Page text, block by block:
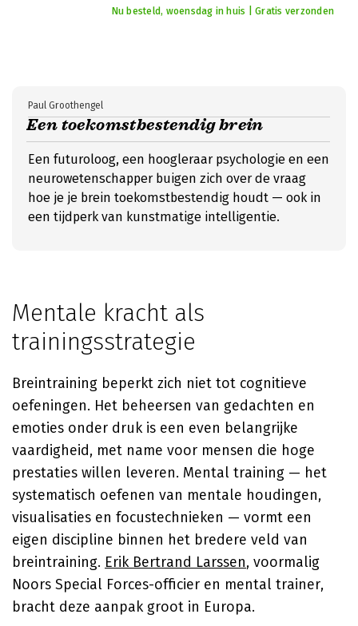
Nu besteld, woensdag in huis | Gratis verzonden
Een toekomstbestendig brein
Paul Groothengel
Een futuroloog, een hoogleraar psychologie en een
neurowetenschapper buigen zich over de vraag
hoe je je brein toekomstbestendig houdt — ook in
een tijdperk van kunstmatige intelligentie.
Mentale kracht als
trainingsstrategie
Breintraining beperkt zich niet tot cognitieve
oefeningen. Het beheersen van gedachten en
emoties onder druk is een even belangrijke
vaardigheid, met name voor mensen die hoge
prestaties willen leveren. Mental training — het
systematisch oefenen van mentale houdingen,
visualisaties en focustechnieken — vormt een
eigen discipline binnen het bredere veld van
breintraining. Erik Bertrand Larssen, voormalig
Noors Special Forces-officier en mental trainer,
bracht deze aanpak groot in Europa.